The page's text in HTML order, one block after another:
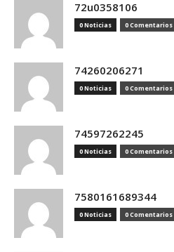
72u0358106
0 Noticias 0 Comentarios
74260206271
0 Noticias 0 Comentarios
74597262245
0 Noticias 0 Comentarios
7580161689344
0 Noticias 0 Comentarios